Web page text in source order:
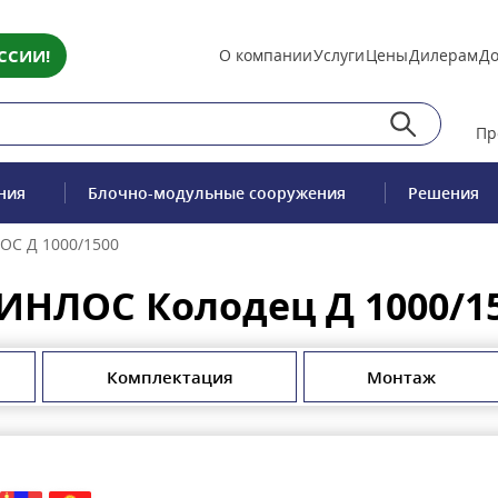
О компанииУслугиЦеныДилерам
Блочно-модульные сооружения Решения
Д 1000/1500
Колодец Д 1000/
Комплектация Монтаж